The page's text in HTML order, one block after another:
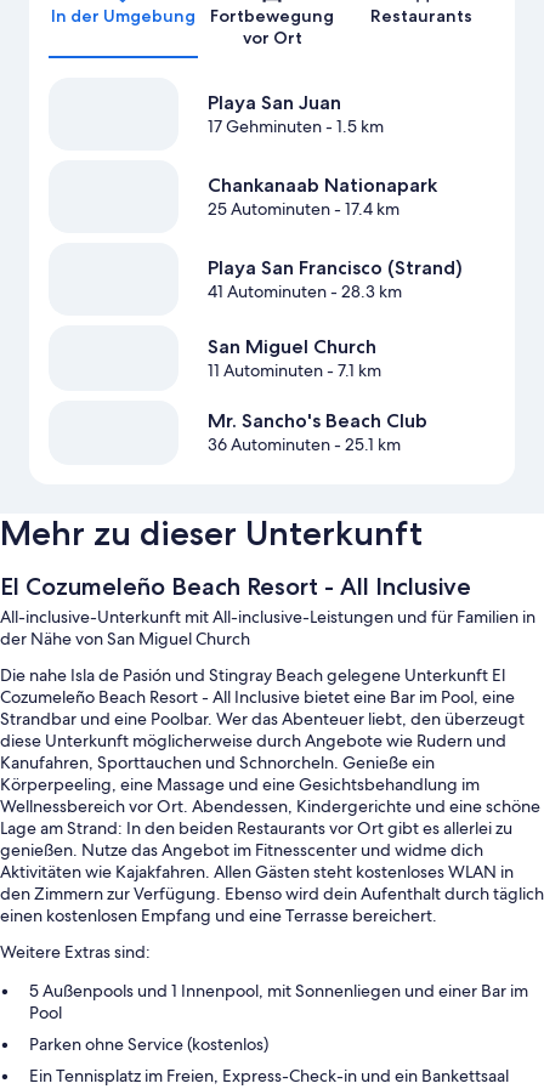
In der Umgebung
Fortbewegung
vor Ort
Restaurants
Playa San Juan
17 Gehminuten- 1.5 km
Chankanaab Nationapark
25 Autominuten- 17.4 km
Playa San Francisco (Strand)
41 Autominuten- 28.3 km
San Miguel Church
11 Autominuten- 7.1 km
Mr. Sancho's Beach Club
36 Autominuten- 25.1 km
Mehr zu dieser Unterkunft
El Cozumeleño Beach Resort - All Inclusive
All-inclusive-Unterkunft mit All-inclusive-Leistungen und für Familien in
der Nähe von San Miguel Church
Die nahe Isla de Pasión und Stingray Beach gelegene Unterkunft El
Cozumeleño Beach Resort - All Inclusive bietet eine Bar im Pool, eine
Strandbar und eine Poolbar. Wer das Abenteuer liebt, den überzeugt
diese Unterkunft möglicherweise durch Angebote wie Rudern und
Kanufahren, Sporttauchen und Schnorcheln. Genieße ein
Körperpeeling, eine Massage und eine Gesichtsbehandlung im
Wellnessbereich vor Ort. Abendessen, Kindergerichte und eine schöne
Lage am Strand: In den beiden Restaurants vor Ort gibt es allerlei zu
genießen. Nutze das Angebot im Fitnesscenter und widme dich
Aktivitäten wie Kajakfahren. Allen Gästen steht kostenloses WLAN in
den Zimmern zur Verfügung. Ebenso wird dein Aufenthalt durch täglich
einen kostenlosen Empfang und eine Terrasse bereichert.
Weitere Extras sind:
5 Außenpools und 1 Innenpool, mit Sonnenliegen und einer Bar im
Pool
Parken ohne Service (kostenlos)
Ein Tennisplatz im Freien, Express-Check-in und ein Bankettsaal